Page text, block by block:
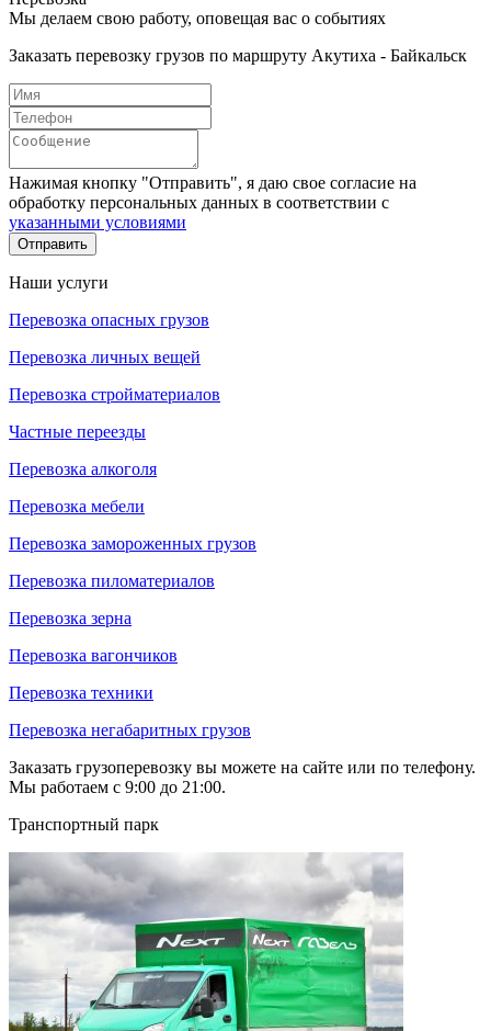
Мы делаем свою работу, оповещая вас о событиях
Заказать перевозку грузов по маршруту Акутиха - Байкальск
Нажимая кнопку "Отправить", я даю свое согласие на
обработку персональных данных в соответствии с
указанными условиями
Отправить
Наши услуги
Перевозка опасных грузов
Перевозка личных вещей
Перевозка стройматериалов
Частные переезды
Перевозка алкоголя
Перевозка мебели
Перевозка замороженных грузов
Перевозка пиломатериалов
Перевозка зерна
Перевозка вагончиков
Перевозка техники
Перевозка негабаритных грузов
Заказать грузоперевозку вы можете на сайте или по телефону.
Мы работаем с 9:00 до 21:00.
Транспортный парк